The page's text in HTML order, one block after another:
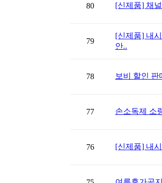
80 [신제품] 채
79
[신제품] 내
안..
78 보비 할인
77 손소독제 소
76 [신제품] 내